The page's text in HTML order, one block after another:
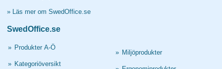
» Läs mer om SwedOffice.se
SwedOffice.se
» Produkter A-Ö
» Kategoriöversikt
» Miljöprodukter